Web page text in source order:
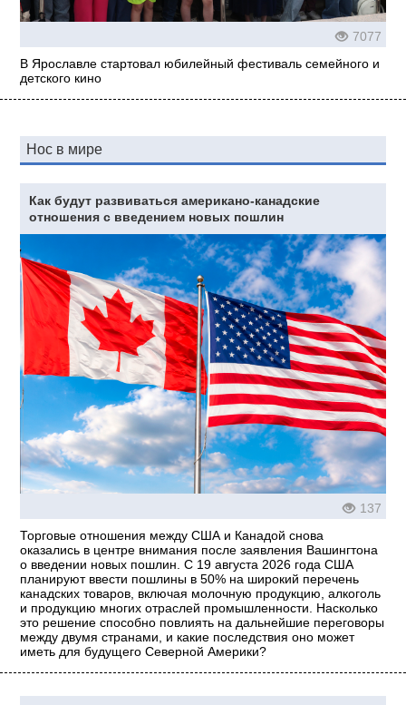
7077
В Ярославле стартовал юбилейный фестиваль семейного и
детского кино
Нос в мире
Как будут развиваться американо-канадские
отношения с введением новых пошлин
137
Торговые отношения между США и Канадой снова
оказались в центре внимания после заявления Вашингтона
о введении новых пошлин. С 19 августа 2026 года США
планируют ввести пошлины в 50% на широкий перечень
канадских товаров, включая молочную продукцию, алкоголь
и продукцию многих отраслей промышленности. Насколько
это решение способно повлиять на дальнейшие переговоры
между двумя странами, и какие последствия оно может
иметь для будущего Северной Америки?